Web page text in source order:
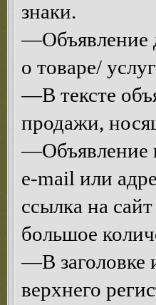
знаки.
—Объявление
о товаре/
—В тексте
продажи,
—Объявление
e-mail или
ссылка на
большое
—В заголовке
верхнего